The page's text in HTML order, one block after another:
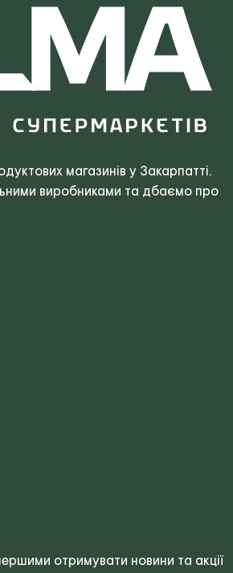
магазинів у Закарпатті.
виробниками та дбаємо про
отримувати новини та акції